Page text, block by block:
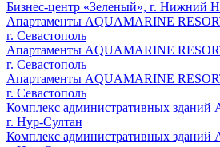
Бизнес-центр «Зеленый», г. Нижний
Апартаменты AQUAMARINE
г. Севастополь
Апартаменты AQUAMARINE
г. Севастополь
Апартаменты AQUAMARINE
г. Севастополь
Комплекс административных
г. Нур-Султан
Комплекс административных